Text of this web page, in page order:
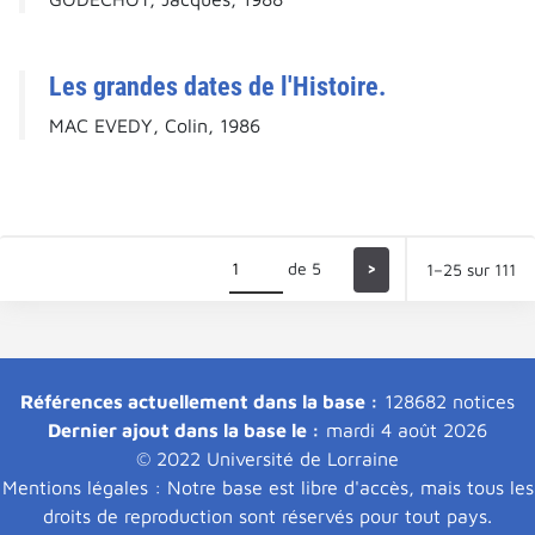
Les grandes dates de l'Histoire.
MAC EVEDY, Colin, 1986
de 5 > 1–25 sur 111
Références actuellement dans la base : 128682 notices
Dernier ajout dans la base le : mardi 4 août 2026
© 2022 Université de Lorraine
Mentions légales : Notre base est libre d'accès, mais tous les
droits de reproduction sont réservés pour tout pays.